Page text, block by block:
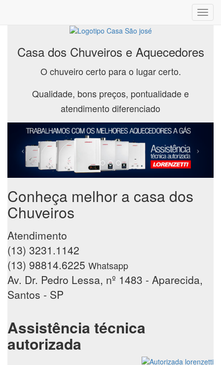
Casa dos Chuveiros e Aquecedores
O chuveiro certo para o lugar certo.
Qualidade, bons preços, pontualidade e
atendimento diferenciado
Conheça melhor a casa dos
Chuveiros
Atendimento
(13) 3231.1142
(13) 98814.6225 Whatsapp
Av. Dr. Pedro Lessa, nº 1483 - Aparecida,
Santos - SP
Assistência técnica
autorizada